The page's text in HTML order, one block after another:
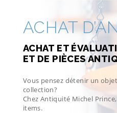
ACHAT
ACHAT ET
ET DE PIÈCES
Vous pensez détenir un
collection?
Chez Antiquité Michel
items.